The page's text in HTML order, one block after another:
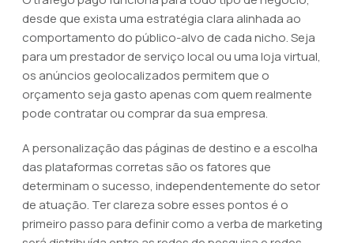
desde que exista uma estratégia clara alinhada ao
comportamento do público-alvo de cada nicho. Seja
para um prestador de serviço local ou uma loja virtual,
os anúncios geolocalizados permitem que o
orçamento seja gasto apenas com quem realmente
pode contratar ou comprar da sua empresa.
A personalização das páginas de destino e a escolha
das plataformas corretas são os fatores que
determinam o sucesso, independentemente do setor
de atuação. Ter clareza sobre esses pontos é o
primeiro passo para definir como a verba de marketing